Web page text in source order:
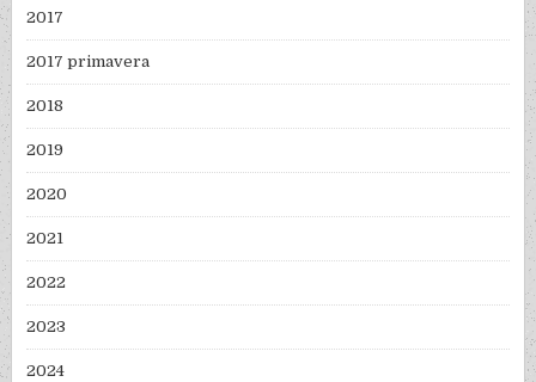
2017
2017 primavera
2018
2019
2020
2021
2022
2023
2024